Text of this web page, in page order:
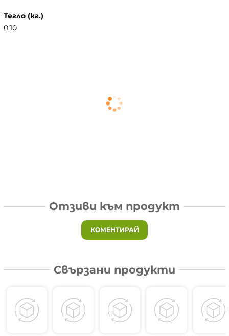
Тегло (кг.)
0.10
Отзиви към продукт
КОМЕНТИРАЙ
Свързани продукти